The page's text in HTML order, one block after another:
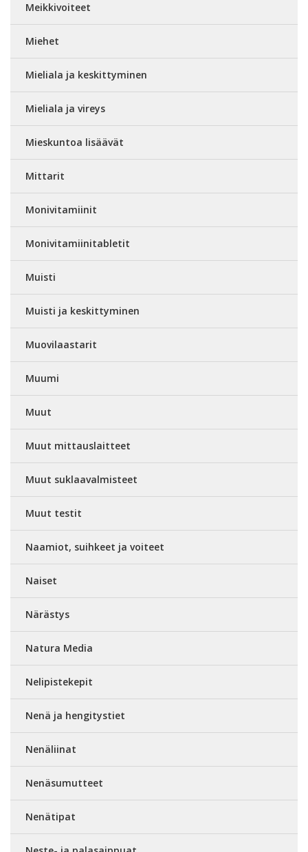
Meikkivoiteet
Miehet
Mieliala ja keskittyminen
Mieliala ja vireys
Mieskuntoa lisäävät
Mittarit
Monivitamiinit
Monivitamiinitabletit
Muisti
Muisti ja keskittyminen
Muovilaastarit
Muumi
Muut
Muut mittauslaitteet
Muut suklaavalmisteet
Muut testit
Naamiot, suihkeet ja voiteet
Naiset
Närästys
Natura Media
Nelipistekepit
Nenä ja hengitystiet
Nenäliinat
Nenäsumutteet
Nenätipat